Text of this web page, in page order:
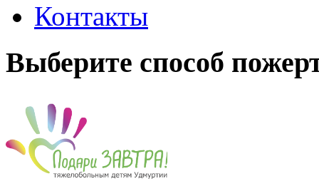
Контакты
Выберите способ